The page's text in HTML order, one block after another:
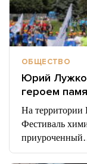
ОБЩЕСТВО
Юрий
героем
На
Фестиваль